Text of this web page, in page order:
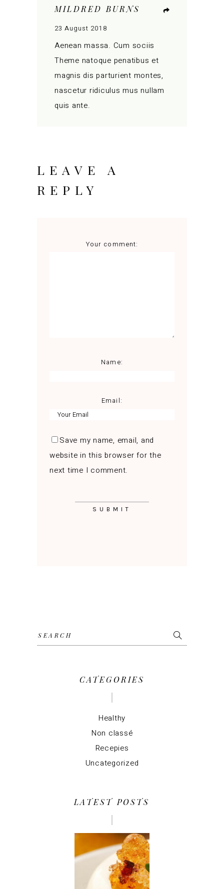
MILDRED BURNS
23 August 2018
Aenean massa. Cum sociis
Theme natoque penatibus et
magnis dis parturient montes,
nascetur ridiculus mus nullam
quis ante.
LEAVE A
REPLY
Your comment:
Name:
Email:
Save my name, email, and
website in this browser for the
next time I comment.
Search
for:
CATEGORIES
Healthy
Non classé
Recepies
Uncategorized
LATEST POSTS